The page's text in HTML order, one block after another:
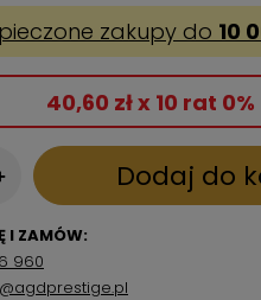
zakupy do 10
40,60 zł x 10 rat 0%
Dodaj do
I ZAMÓW:
960